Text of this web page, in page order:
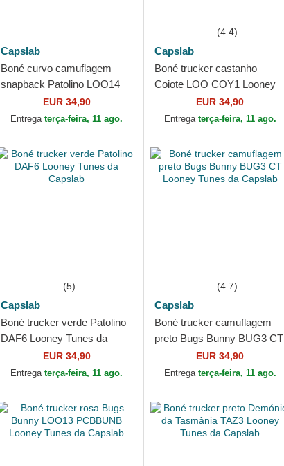
Capslab
Boné curvo camuflagem
snapback Patolino LOO14
DES Looney Tunes da
Capslab
EUR 34,90
Entregaterça-feira, 11 ago.
(4.4)
Capslab
Boné trucker castanho
Coiote LOO COY1 Looney
Tunes da Capslab
EUR 34,90
Entrega terça-feira, 11 ago.
(5)
Capslab
Boné trucker verde Patolino
DAF6 Looney Tunes da
EUR 34,90
Entregaterça-feira, 11 ago.
(4.7)
Capslab
Boné trucker camuflagem
preto Bugs Bunny BUG3 CT
Looney Tunes da Capslab
EUR 34,90
Entrega terça-feira, 11 ago.